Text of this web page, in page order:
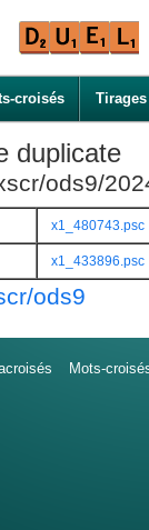
croisés Tirages
duplicate
ods9/
x1_480743.psc
x1_433896.psc
ods9
Mots-